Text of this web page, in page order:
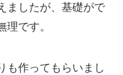
ましたが、基礎がで
理です。
も作ってもらいまし